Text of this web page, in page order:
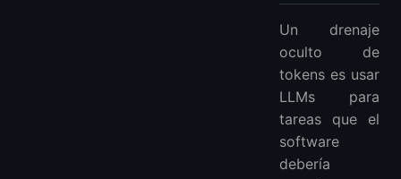
Un drenaje
oculto de
tokens es usar
LLMs para
tareas que el
software
debería